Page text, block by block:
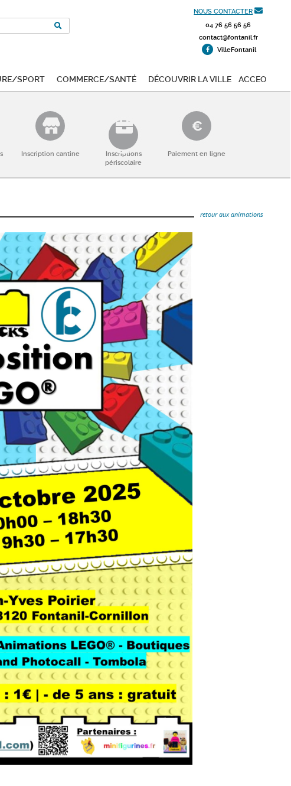
NOUS CONTACTER
04 76 56 56 56
contact@fontanil.fr
VilleFontanil
Sport Commerce/Santé Découvrir la ville ACCEO
Inscription cantine
Inscriptions
périscolaire
Paiement en ligne
retour aux animations